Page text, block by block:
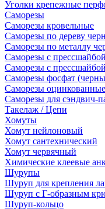
Уголки крепежные
Саморезы
Саморезы кровельные
Саморезы по дереву
Саморезы по металлу
Саморезы с
Саморезы с
Саморезы фосфат
Саморезы
Саморезы для сэндвич-
Такелаж / Цепи
Хомуты
Хомут нейлоновый
Хомут сантехнический
Хомут червячный
Химические клеевые
Шурупы
Шуруп для крепления
Шуруп с Г-образным
Шуруп-кольцо